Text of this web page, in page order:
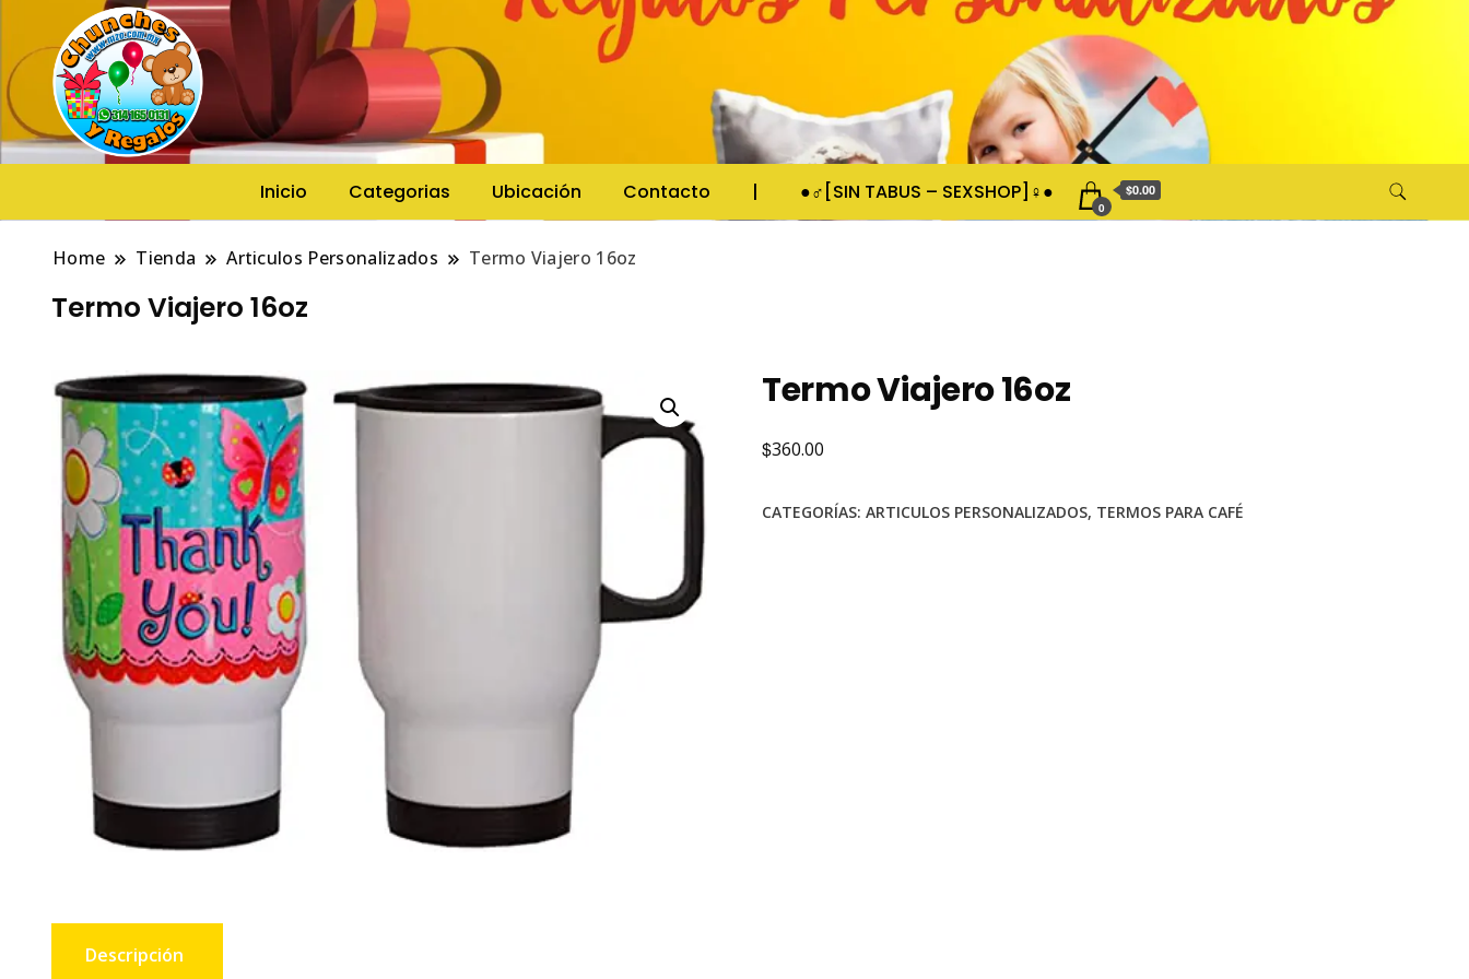
Chunches y Regalos – Manzanillo, Colima
Tienda de Regalos, Peluches, Globos, Novedades y mas.
Inicio Categorias Ubicación Contacto | ●♂[SIN TABUS – SEXSHOP]♀●
0
$0.00
Home Tienda Articulos Personalizados Termo Viajero 16oz
Termo Viajero 16oz
Termo Viajero 16oz
$360.00
CATEGORÍAS: ARTICULOS PERSONALIZADOS, TERMOS PARA CAFÉ
Descripción